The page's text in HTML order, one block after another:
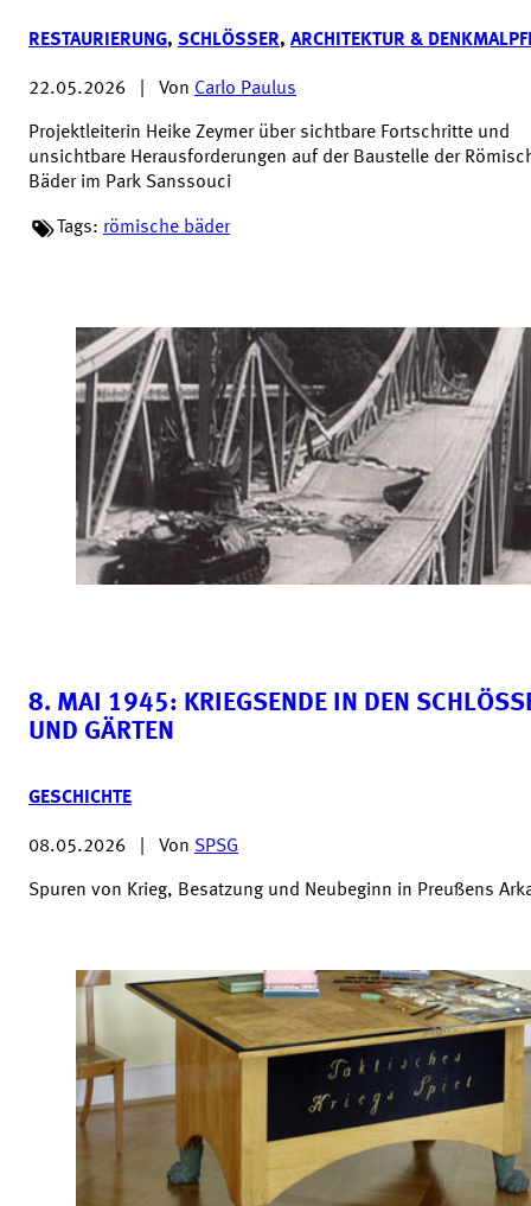
RESTAURIERUNG, SCHLÖSSER, ARCHITEKTUR &
22.05.2026 Von Carlo Paulus
Projektleiterin Heike Zeymer über sichtbare Fortschritte und
unsichtbare Herausforderungen auf der Baustelle der
Bäder im Park Sanssouci
Tags: römische bäder
8. MAI 1945: KRIEGSENDE IN DEN
UND GÄRTEN
GESCHICHTE
08.05.2026 Von SPSG
Spuren von Krieg, Besatzung und Neubeginn in Preußens